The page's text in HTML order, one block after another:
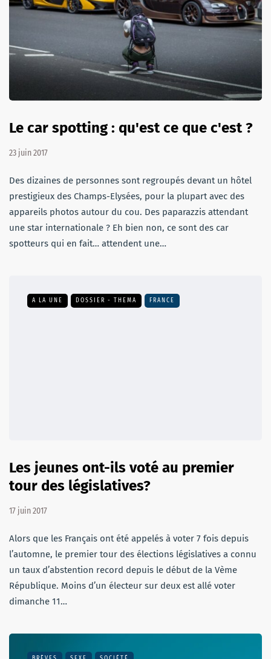
Le car spotting : qu'est ce que c'est ?
23 juin 2017
Des dizaines de personnes sont regroupés devant un hôtel
prestigieux des Champs-Elysées, pour la plupart avec des
appareils photos autour du cou. Des paparazzis attendant
une star internationale ? Eh bien non, ce sont des car
spotteurs qui en fait… attendent une…
A LA UNE DOSSIER - THEMA FRANCE
Les jeunes ont-ils voté au premier
tour des législatives?
17 juin 2017
Alors que les Français ont été appelés à voter 7 fois depuis
l’automne, le premier tour des élections législatives a connu
un taux d’abstention record depuis le début de la Vème
République. Moins d’un électeur sur deux est allé voter
dimanche 11…